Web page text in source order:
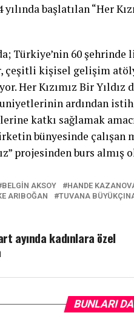
başlatılan “Her
Türkiye’nin 60
çeşitli kişisel gelişim
Her Kızımız Bir
ardından
katkı sağlamak
bünyesinde çalışan
projesinden burs almış
BELGIN AKSOY HANDE
ARIBOĞAN
TUVANA
ayında kadınlara özel
BUNLARI